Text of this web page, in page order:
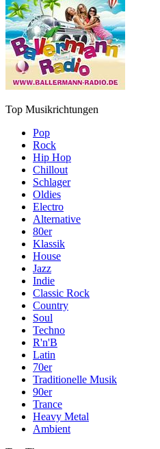
Top Musikrichtungen
Pop
Rock
Hip Hop
Chillout
Schlager
Oldies
Electro
Alternative
80er
Klassik
House
Jazz
Indie
Classic Rock
Country
Soul
Techno
R'n'B
Latin
70er
Traditionelle Musik
90er
Trance
Heavy Metal
Ambient